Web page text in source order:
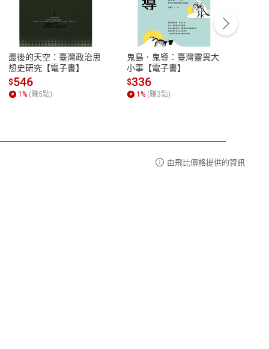
性
參
服務時間：週一到週五 10:00-12:00、
13:00-17:00 (國定假日及例假日休息)
客服電話：0080-1857077
最後的天空：臺灣政治思
想史研究【電子書】
$546
1% (賺5點)
鬼島．鬼導：臺灣靈異大
小事【電子書】
$336
1% (賺3點)
由飛比價格提供的資訊